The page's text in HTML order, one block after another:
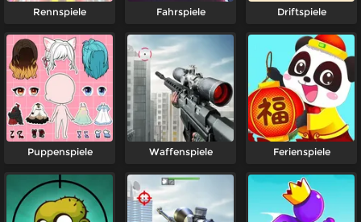
Rennspiele Fahrspiele Driftspiele
Puppenspiele Waffenspiele Ferienspiele